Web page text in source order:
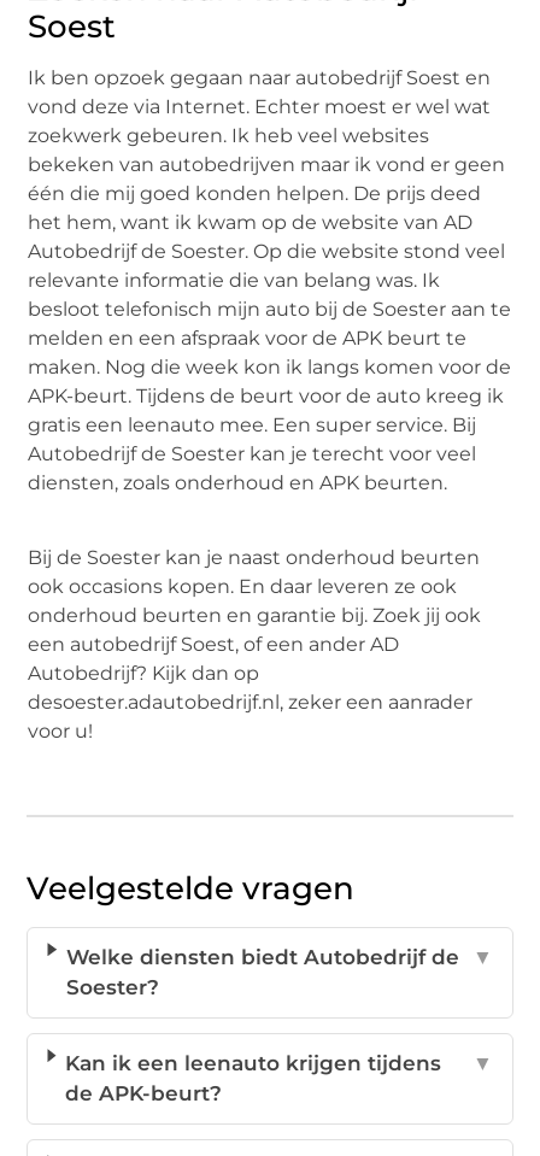
Soest
Ik ben opzoek gegaan naar autobedrijf Soest en
vond deze via Internet. Echter moest er wel wat
zoekwerk gebeuren. Ik heb veel websites
bekeken van autobedrijven maar ik vond er geen
één die mij goed konden helpen. De prijs deed
het hem, want ik kwam op de website van AD
Autobedrijf de Soester. Op die website stond veel
relevante informatie die van belang was. Ik
besloot telefonisch mijn auto bij de Soester aan te
melden en een afspraak voor de APK beurt te
maken. Nog die week kon ik langs komen voor de
APK-beurt. Tijdens de beurt voor de auto kreeg ik
gratis een leenauto mee. Een super service. Bij
Autobedrijf de Soester kan je terecht voor veel
diensten, zoals onderhoud en APK beurten.
Bij de Soester kan je naast onderhoud beurten
ook occasions kopen. En daar leveren ze ook
onderhoud beurten en garantie bij. Zoek jij ook
een autobedrijf Soest, of een ander AD
Autobedrijf? Kijk dan op
desoester.adautobedrijf.nl, zeker een aanrader
voor u!
Veelgestelde vragen
Welke diensten biedt Autobedrijf de
Soester?
▼
Kan ik een leenauto krijgen tijdens
de APK-beurt?
▼